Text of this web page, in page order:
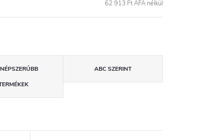
62 913 Ft ÁFA nélkül
ABC SZERINT